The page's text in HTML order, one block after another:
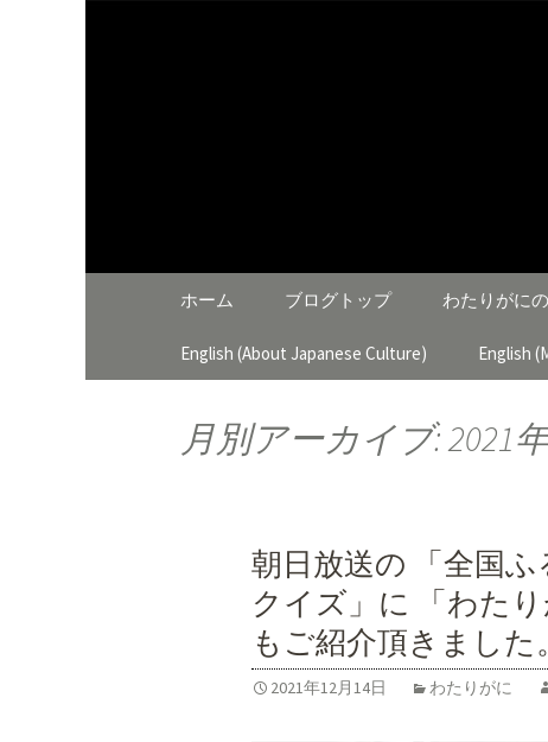
わたりが
コンテンツへ移動
ホーム ブログトップ わたりがに
English (About Japanese Culture) English
月別アーカイブ: 2021
朝日放送の 「全国
クイズ」に 「わた
もご紹介頂きました。
2021年12月14日 わたりがに